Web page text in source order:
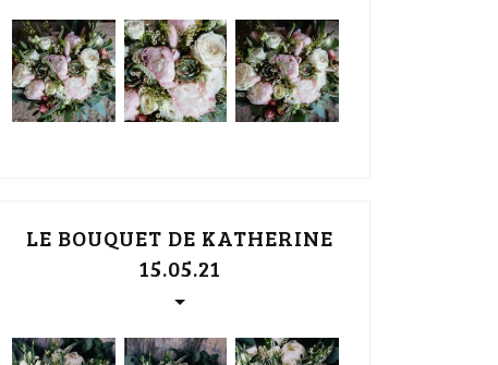
LE BOUQUET DE KATHERINE
15.05.21